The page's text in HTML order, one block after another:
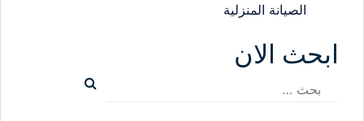
الصيانة المنزلية
ابحث الان
البحث